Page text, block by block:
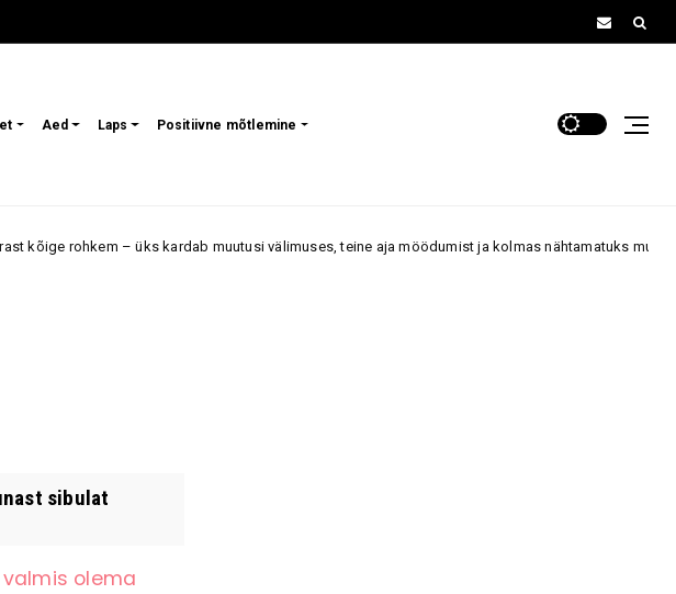
Aed Laps Positiivne mõtlemine
– üks kardab muutusi välimuses, teine aja möödumist ja kolmas nähtamatuks muutumist
sibulat
olema